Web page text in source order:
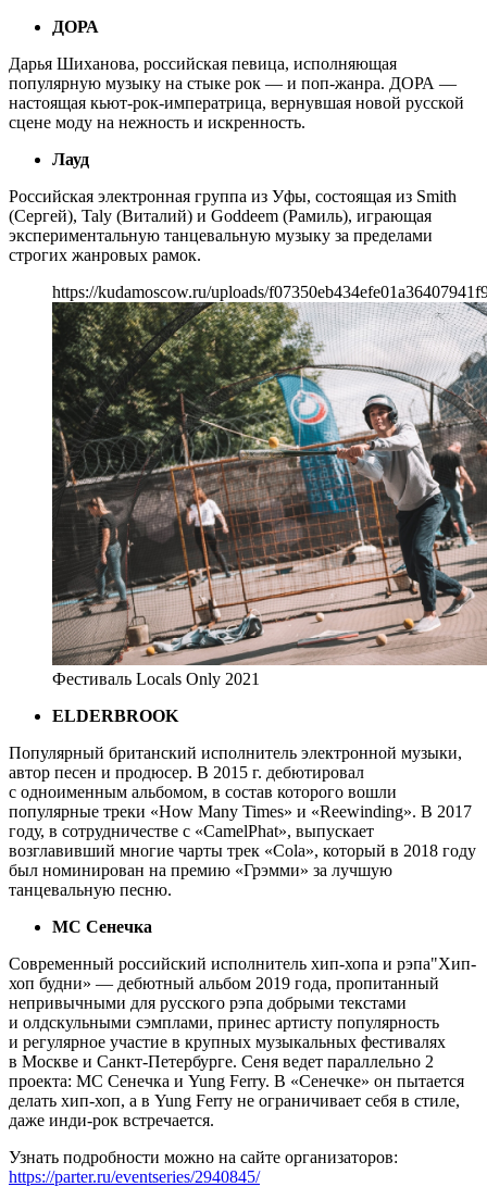
ДОРА
Дарья Шиханова, российская певица, исполняющая
популярную музыку на стыке рок — и поп-жанра. ДОРА —
настоящая кьют-рок-императрица, вернувшая новой русской
сцене моду на нежность и искренность.
Лауд
Российская электронная группа из Уфы, состоящая из Smith
(Сергей), Taly (Виталий) и Goddeem (Рамиль), играющая
экспериментальную танцевальную музыку за пределами
строгих жанровых рамок.
https://kudamoscow.ru/uploads/
Фестиваль Locals Only 2021
ELDERBROOK
Популярный британский исполнитель электронной музыки,
автор песен и продюсер. В 2015 г. дебютировал
с одноименным альбомом, в состав которого вошли
популярные треки «How Many Times» и «Reewinding». В 2017
году, в сотрудничестве с «CamelPhat», выпускает
возглавивший многие чарты трек «Cola», который в 2018 году
был номинирован на премию «Грэмми» за лучшую
танцевальную песню.
МС Сенечка
Современный российский исполнитель хип-хопа и рэпа"Хип-
хоп будни» — дебютный альбом 2019 года, пропитанный
непривычными для русского рэпа добрыми текстами
и олдскульными сэмплами, принес артисту популярность
и регулярное участие в крупных музыкальных фестивалях
в Москве и Санкт-Петербурге. Сеня ведет параллельно 2
проекта: МС Сенечка и Yung Ferry. В «Сенечке» он пытается
делать хип-хоп, а в Yung Ferry не ограничивает себя в стиле,
даже инди-рок встречается.
Узнать подробности можно на сайте организаторов:
https://parter.ru/eventseries/2940845/